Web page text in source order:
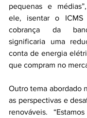
pequenas e
ele, isentar o ICMS
cobrança da
significaria uma
conta de energia
que compram no
Outro tema abordado
as perspectivas e
renováveis.